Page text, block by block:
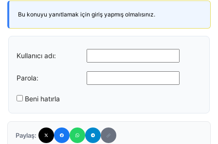
Bu konuyu yanıtlamak için giriş yapmış olmalısınız.
Kullanıcı adı:
Parola:
Beni hatırla
Paylaş: